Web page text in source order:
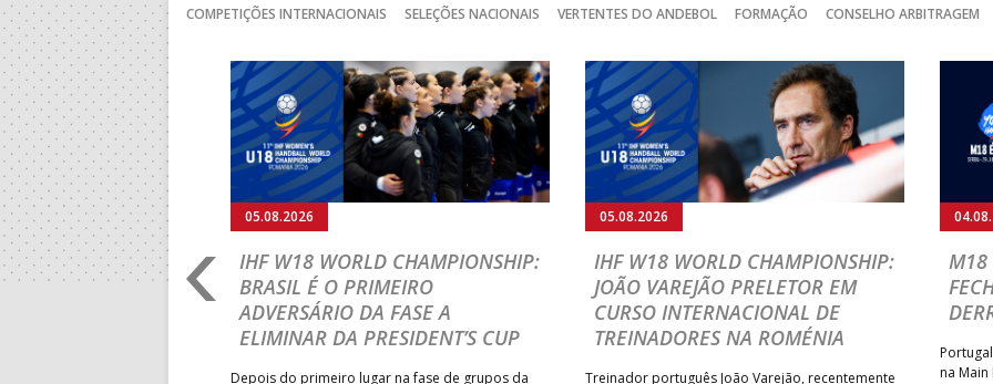
COMPETIÇÕES INTERNACIONAIS
SELEÇÕES NACIONAIS VERTENTES DO ANDEBOL FORMAÇÃO CONSELHO ARBITRAGEM
2026: PORTUGAL
AOS
05.08.2026
IHF W18 WORLD CHAMPIONSHIP:
BRASIL É O PRIMEIRO
ADVERSÁRIO DA FASE A
ELIMINAR DA PRESIDENT’S CUP
Depois do primeiro lugar na fase de grupos da
05.08.2026
IHF W18 WORLD CHAMPIONSHIP:
JOÃO VAREJÃO PRELETOR EM
CURSO INTERNACIONAL DE
TREINADORES NA ROMÉNIA
Treinador português João Varejão, recentemente
M18
na Main
Anterior